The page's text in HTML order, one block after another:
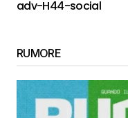
adv-H44-social
RUMORE